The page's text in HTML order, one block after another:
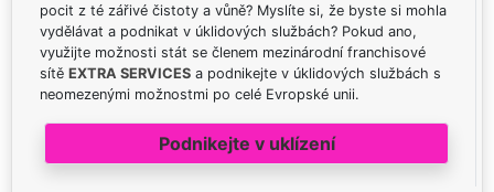
pocit z té zářivé čistoty a vůně? Myslíte si, že byste si mohla
vydělávat a podnikat v úklidových službách? Pokud ano,
využijte možnosti stát se členem mezinárodní franchisové
sítě EXTRA SERVICES a podnikejte v úklidových službách s
neomezenými možnostmi po celé Evropské unii.
Podnikejte v uklízení